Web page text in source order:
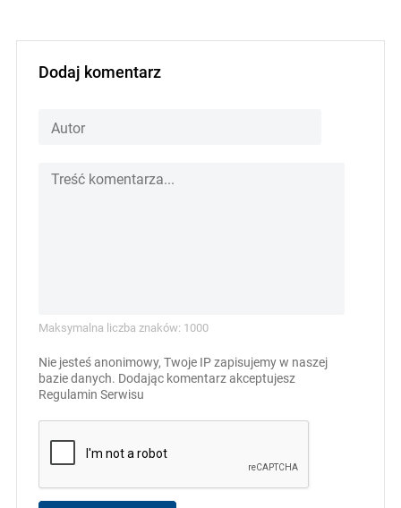
Dodaj komentarz
Maksymalna liczba znaków: 1000
Nie jesteś anonimowy, Twoje IP zapisujemy w naszej
bazie danych. Dodając komentarz akceptujesz
Regulamin Serwisu